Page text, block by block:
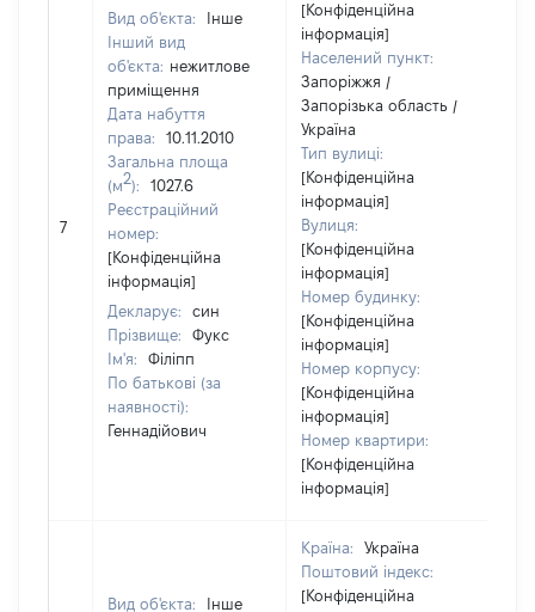
7
Вид об'єкта:
Інше
Інший вид
об'єкта: нежитлове
приміщення
Дата набуття
права:
10.11.2010
Загальна площа
(м2):
1027.6
Реєстраційний
номер:
[Конфіденційна
інформація]
Декларує:
син
Прізвище:
Фукс
Ім'я:
Філіпп
По батькові (за
наявності):
Геннадійович
[Конфіденційна
інформація]
Населений пункт:
Запоріжжя /
Запорізька область /
Україна
Тип вулиці:
[Конфіденційна
інформація]
Вулиця:
[Конфіденційна
інформація]
Номер будинку:
[Конфіденційна
інформація]
Номер корпусу:
[Конфіденційна
інформація]
Номер квартири:
[Конфіденційна
інформація]
Вид об'єкта: Інше
Країна:
Україна
Поштовий індекс:
[Конфіденційна